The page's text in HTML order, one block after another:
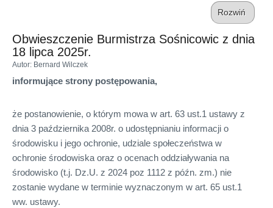
Rozwiń
Obwieszczenie Burmistrza Sośnicowic z dnia
18 lipca 2025r.
Autor: Bernard Wilczek
informujące strony postępowania,
że postanowienie, o którym mowa w art. 63 ust.1 ustawy z
dnia 3 października 2008r. o udostępnianiu informacji o
środowisku i jego ochronie, udziale społeczeństwa w
ochronie środowiska oraz o ocenach oddziaływania na
środowisko (t.j. Dz.U. z 2024 poz 1112 z późn. zm.) nie
zostanie wydane w terminie wyznaczonym w art. 65 ust.1
ww. ustawy.